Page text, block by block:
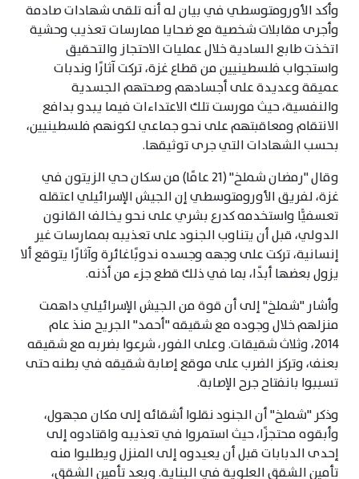
وأكد الأورومتوسطي في بيان له أنه تلقى شهادات صادمة
وأجرى مقابلات شخصية مع ضحايا ممارسات تعذيب وحشية
اتخذت طابع السادية خلال عمليات الاحتجاز والتحقيق
واستجواب فلسطينيين من قطاع غزة، تركت آثارًا وندبات
عميقة وعديدة على أجسادهم وصحتهم الجسدية
والنفسية، حيث مورست تلك الاعتداءات فيما يبدو بدافع
الانتقام ومعاقبتهم على نحو جماعي لكونهم فلسطينيين،
بحسب الشهادات التي جرى توثيقها.
وقال "رمضان شملخ" (21 عامًا) من سكان حي الزيتون في
غزة، لفريق الأورومتوسطي إن الجيش الإسرائيلي اعتقله
تعسفيًّا واستخدمه كدرع بشري على نحو يخالف القانون
الدولي، قبل أن يتناوب الجنود على تعذيبه بممارسات غير
إنسانية، تركت على وجهه وجسده ندوبًاغائرة وآثارًا يتوقع ألا
يزول بعضها أبدًا، بما في ذلك قطع جزء من أذنه.
وأشار "شملخ" إلى أن قوة من الجيش الإسرائيلي داهمت
منزلهم خلال وجوده مع شقيقه "أحمد" الجريح منذ عام
2014، وثلاث شقيقات. وعلى الفور، شرعوا بضربه مع شقيقه
بعنف، وتركز الضرب على موقع إصابة شقيقه في بطنه حتى
تسببوا بانفتاح جرح الإصابة.
وذكر "شملخ" أن الجنود نقلوا أشقائه إلى مكان مجهول،
وأبقوه محتجزًا، حيث استمروا في تعذيبه واقتادوه إلى
إحدى الدبابات قبل أن يعيدوه إلى المنزل ويطلبوا منه
تأمين الشقق العلوية في البناية. وبعد تأمين الشقق،